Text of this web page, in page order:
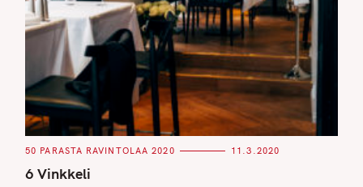
C
T
E
50 PARASTA RAVINTOLAA 2020 11.3.2020
6 Vinkkeli